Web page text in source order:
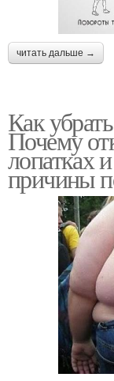
читать дальше →
Как
Почему
лопатках
причины